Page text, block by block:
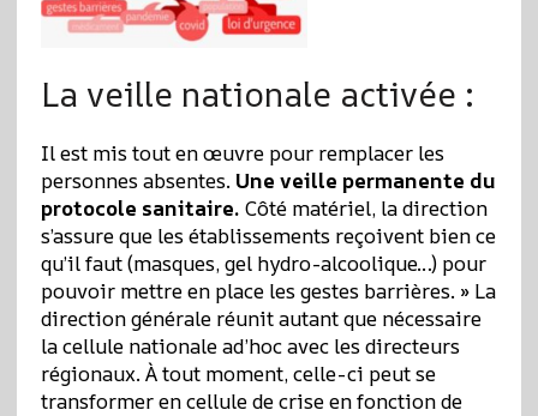
La veille nationale activée :
Il est mis tout en œuvre pour remplacer les
personnes absentes. Une veille permanente du
protocole sanitaire. Côté matériel, la direction
s’assure que les établissements reçoivent bien ce
qu’il faut (masques, gel hydro-alcoolique…) pour
pouvoir mettre en place les gestes barrières. » La
direction générale réunit autant que nécessaire
la cellule nationale ad’hoc avec les directeurs
régionaux. À tout moment, celle-ci peut se
transformer en cellule de crise en fonction de